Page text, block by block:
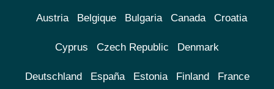
Austria Belgique Bulgaria Canada Croatia
Cyprus Czech Republic Denmark
Deutschland España Estonia Finland France